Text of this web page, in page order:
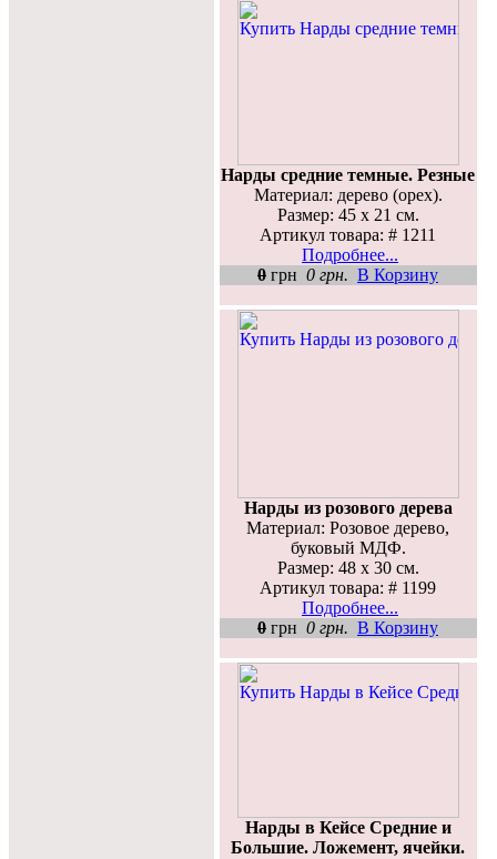
Нарды средние темные. Резные
Материал: дерево (орех).
Размер: 45 х 21 см.
Артикул товара: # 1211
Подробнее...
0 грн 0 грн. В Корзину
Нарды из розового дерева
Материал: Розовое дерево,
буковый МДФ.
Размер: 48 х 30 см.
Артикул товара: # 1199
Подробнее...
0 грн 0 грн. В Корзину
Нарды в Кейсе Средние и
Большие. Ложемент, ячейки.